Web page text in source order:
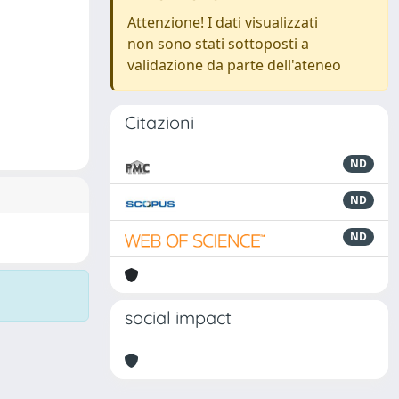
Attenzione! I dati visualizzati
non sono stati sottoposti a
validazione da parte dell'ateneo
Citazioni
ND
ND
ND
social impact